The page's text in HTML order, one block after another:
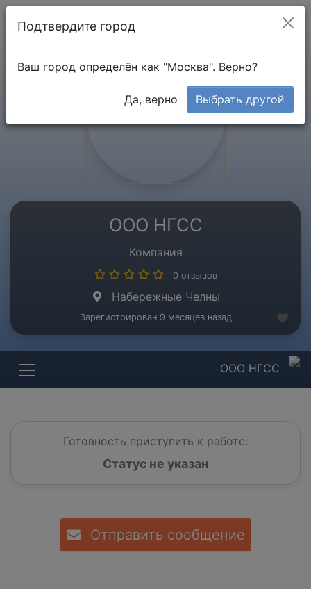
ООО НГСС
Компания
0 отзывов
Набережные Челны
Зарегистрирован 9 месяцев назад
ООО НГСС
Готовность приступить к работе:
Статус не указан
Отправить сообщение
Подтвердите город
Ваш город определён как "Москва". Верно?
Да, верно Выбрать другой